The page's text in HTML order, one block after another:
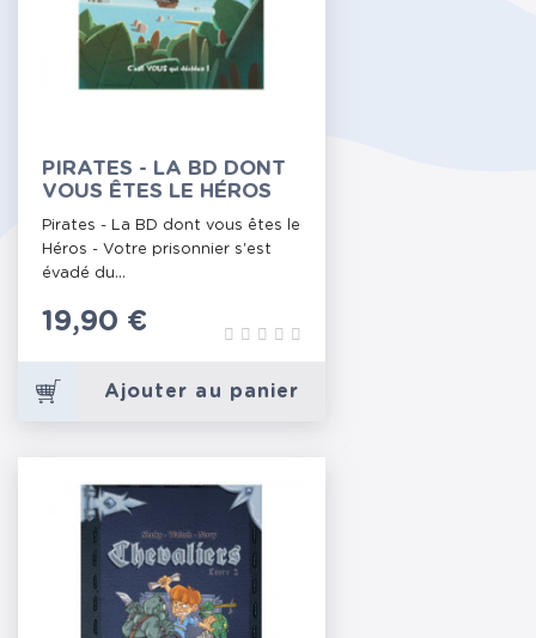
PIRATES - LA BD DONT
VOUS ÊTES LE HÉROS
Pirates - La BD dont vous êtes le
Héros - Votre prisonnier s'est
évadé du...
Prix
19,90 €
Ajouter au panier